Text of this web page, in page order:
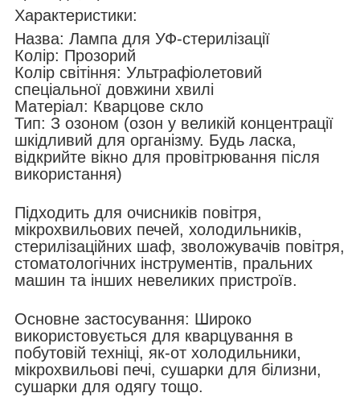
Характеристики:
Назва: Лампа для УФ-стерилізації
Колір: Прозорий
Колір світіння: Ультрафіолетовий
спеціальної довжини хвилі
Матеріал: Кварцове скло
Тип: З озоном (озон у великій концентрації
шкідливий для організму. Будь ласка,
відкрийте вікно для провітрювання після
використання)
Підходить для очисників повітря,
мікрохвильових печей, холодильників,
стерилізаційних шаф, зволожувачів повітря,
стоматологічних інструментів, пральних
машин та інших невеликих пристроїв.
Основне застосування: Широко
використовується для кварцування в
побутовій техніці, як-от холодильники,
мікрохвильові печі, сушарки для білизни,
сушарки для одягу тощо.